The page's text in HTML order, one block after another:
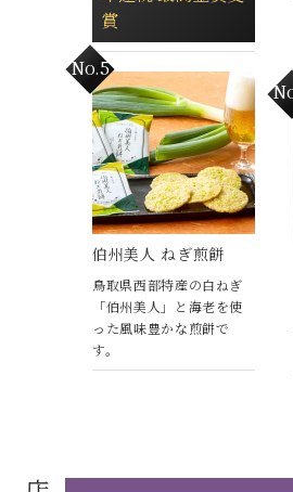
賞
伯州美人 ねぎ煎餅
鳥取県西部特産の白ねぎ
「伯州美人」と海老を使
った風味豊かな煎餅で
す。